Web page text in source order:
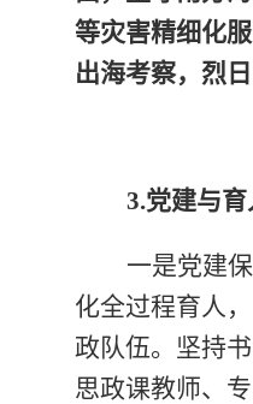
等灾害精细化
出海考察，烈
3.党建与
一是党建
化全过程育人
政队伍。坚持
思政课教师、